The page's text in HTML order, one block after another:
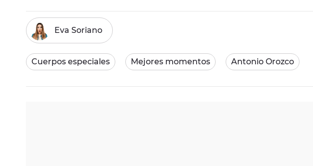
Eva Soriano
Cuerpos especiales Mejores momentos Antonio Orozco